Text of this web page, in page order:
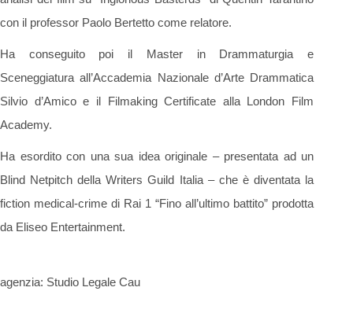
con il professor Paolo Bertetto come relatore.
Ha conseguito poi il Master in Drammaturgia e
Sceneggiatura all’Accademia Nazionale d’Arte Drammatica
Silvio d’Amico e il Filmaking Certificate alla London Film
Academy.
Ha esordito con una sua idea originale – presentata ad un
Blind Netpitch della Writers Guild Italia – che è diventata la
fiction medical-crime di Rai 1 “Fino all’ultimo battito” prodotta
da Eliseo Entertainment.
agenzia: Studio Legale Cau